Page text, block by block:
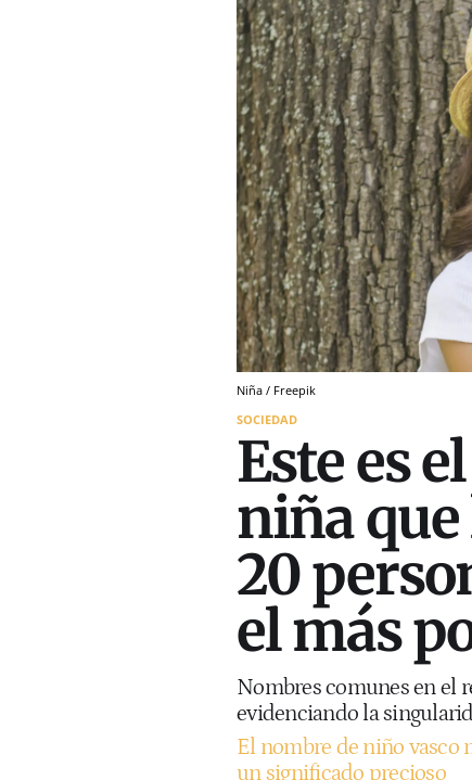
Niña / Freepik
SOCIEDAD
Este es
niña
20
el más
Nombres comunes en el
evidenciando la
El nombre de niño vasco
un significado precioso